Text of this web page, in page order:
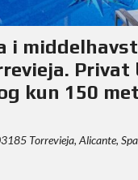
i
Privat
kun 150
Torrevieja, Alicante,